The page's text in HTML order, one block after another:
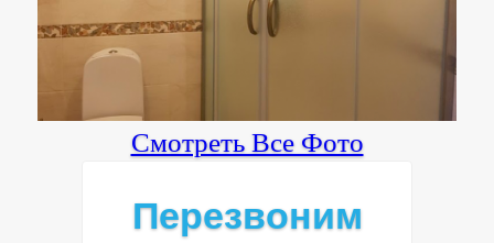
Смотреть Все Фото
Перезвоним